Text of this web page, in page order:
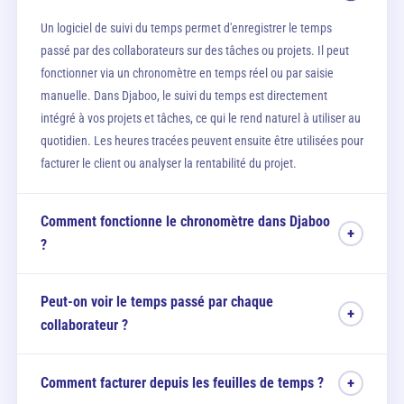
Un logiciel de suivi du temps permet d'enregistrer le temps
passé par des collaborateurs sur des tâches ou projets. Il peut
fonctionner via un chronomètre en temps réel ou par saisie
manuelle. Dans Djaboo, le suivi du temps est directement
intégré à vos projets et tâches, ce qui le rend naturel à utiliser au
quotidien. Les heures tracées peuvent ensuite être utilisées pour
facturer le client ou analyser la rentabilité du projet.
Comment fonctionne le chronomètre dans Djaboo
?
+
chronomètre pour démarrer le compteur. Il tourne en arrière-plan
pendant que vous travaillez. Quand vous l'arrêtez, le temps est
compte et à la tâche concernée. Vous pouvez aussi saisir un
temps manuellement en indiquant l'heure de début et de fin.
Peut-on voir le temps passé par chaque
collaborateur ?
+
toutes les entrées de temps, triables et filtrables par
Comment facturer depuis les feuilles de temps ? +